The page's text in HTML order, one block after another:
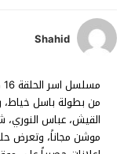
Shahid
من بطولة باسل خياط،